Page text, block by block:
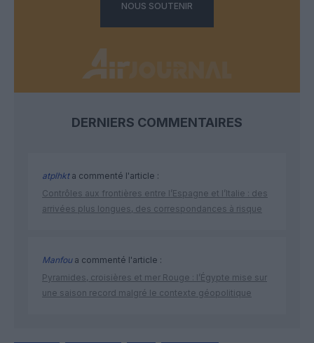
NOUS SOUTENIR
DERNIERS COMMENTAIRES
atplhkta commenté l'article :
Contrôles aux frontières entre l’Espagne et l’Italie : des
arrivées plus longues, des correspondances à risque
Manfoua commenté l'article :
Pyramides, croisières et mer Rouge : l’Égypte mise sur
une saison record malgré le contexte géopolitique